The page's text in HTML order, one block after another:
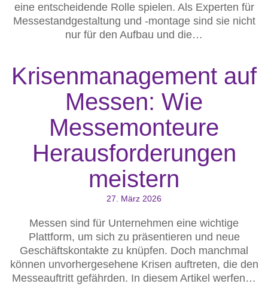
eine entscheidende Rolle spielen. Als Experten für
Messestandgestaltung und -montage sind sie nicht
nur für den Aufbau und die…
Krisenmanagement auf
Messen: Wie
Messemonteure
Herausforderungen
meistern
27. März 2026
Messen sind für Unternehmen eine wichtige
Plattform, um sich zu präsentieren und neue
Geschäftskontakte zu knüpfen. Doch manchmal
können unvorhergesehene Krisen auftreten, die den
Messeauftritt gefährden. In diesem Artikel werfen…